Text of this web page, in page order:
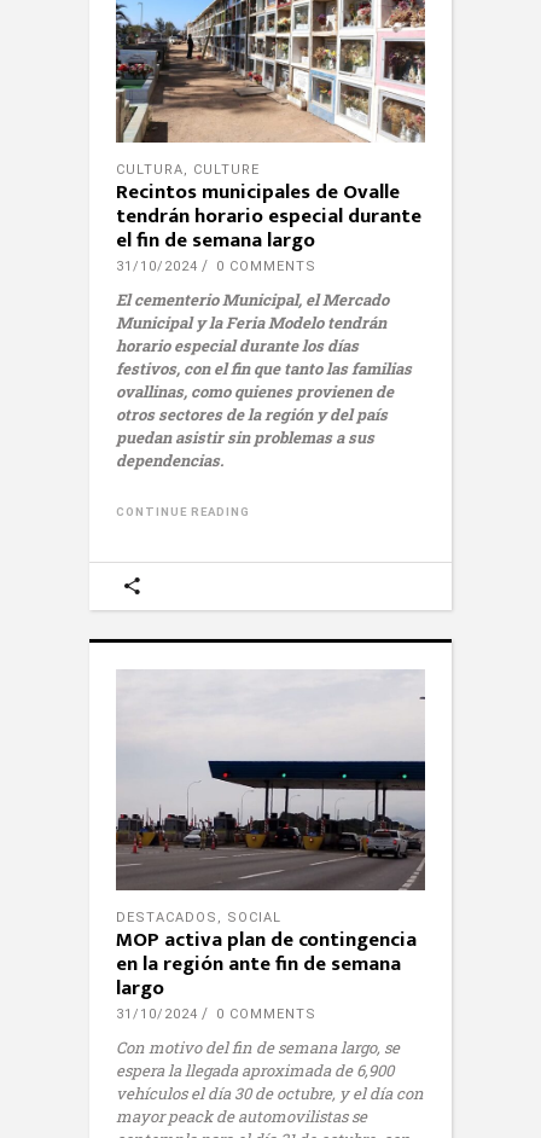
CULTURA, CULTURE
Recintos municipales de Ovalle
tendrán horario especial durante
el fin de semana largo
31/10/2024 0 COMMENTS
El cementerio Municipal, el Mercado
Municipal y la Feria Modelo tendrán
horario especial durante los días
festivos, con el fin que tanto las familias
ovallinas, como quienes provienen de
otros sectores de la región y del país
puedan asistir sin problemas a sus
dependencias.
CONTINUE READING
DESTACADOS , SOCIAL
MOP activa plan de contingencia
en la región ante fin de semana
largo
31/10/2024 0 COMMENTS
Con motivo del fin de semana largo, se
espera la llegada aproximada de 6,900
vehículos el día 30 de octubre, y el día con
mayor peack de automovilistas se